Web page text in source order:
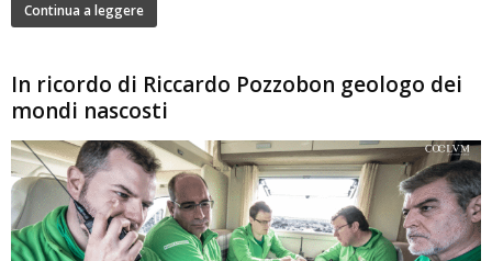
Continua a leggere
In ricordo di Riccardo Pozzobon geologo dei
mondi nascosti